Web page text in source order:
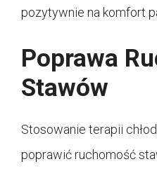
pozytywnie na komfort
Poprawa
Stawów
Stosowanie terapii
poprawić ruchomość